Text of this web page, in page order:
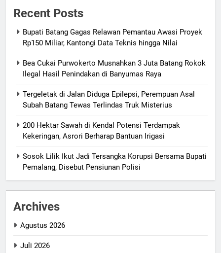
Recent Posts
Bupati Batang Gagas Relawan Pemantau Awasi Proyek
Rp150 Miliar, Kantongi Data Teknis hingga Nilai
Bea Cukai Purwokerto Musnahkan 3 Juta Batang Rokok
Ilegal Hasil Penindakan di Banyumas Raya
Tergeletak di Jalan Diduga Epilepsi, Perempuan Asal
Subah Batang Tewas Terlindas Truk Misterius
200 Hektar Sawah di Kendal Potensi Terdampak
Kekeringan, Asrori Berharap Bantuan Irigasi
Sosok Lilik Ikut Jadi Tersangka Korupsi Bersama Bupati
Pemalang, Disebut Pensiunan Polisi
Archives
Agustus 2026
Juli 2026